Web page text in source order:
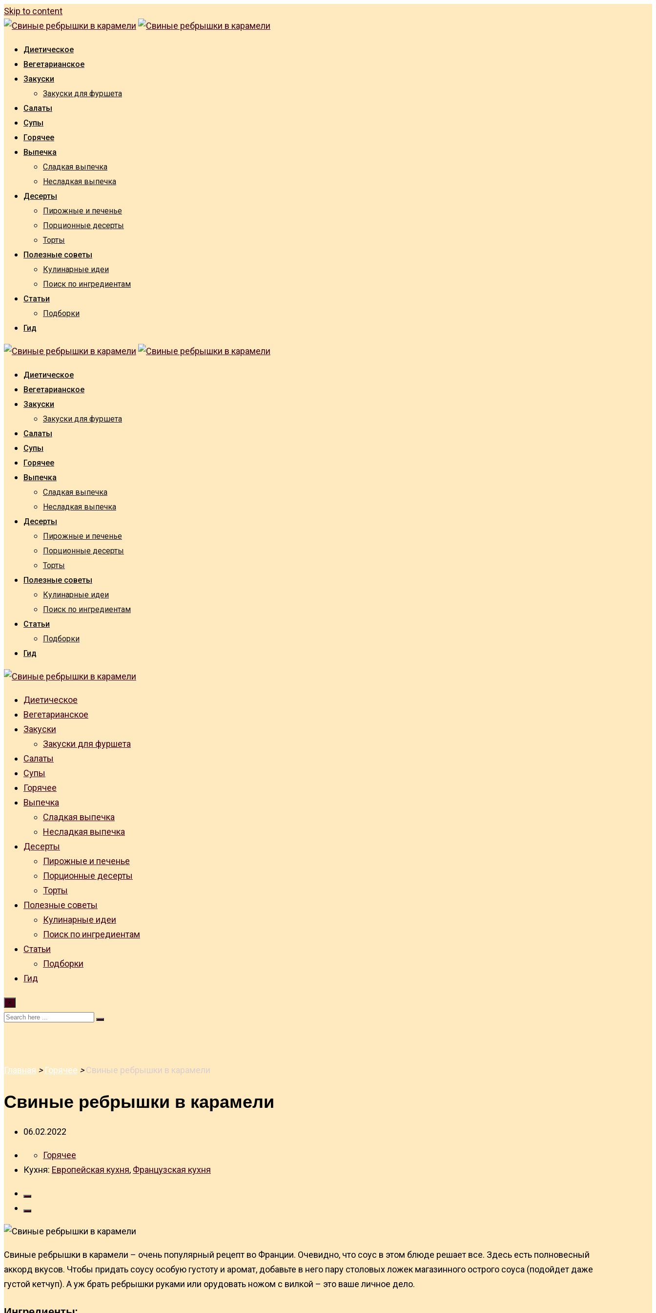
Skip to content
Диетическое
Вегетарианское
Закуски
Закуски для фуршета
Салаты
Супы
Горячее
Выпечка
Сладкая выпечка
Несладкая выпечка
Десерты
Пирожные и печенье
Порционные десерты
Торты
Полезные советы
Кулинарные идеи
Поиск по ингредиентам
Статьи
Подборки
Гид
Диетическое
Вегетарианское
Закуски
Закуски для фуршета
Салаты
Супы
Горячее
Выпечка
Сладкая выпечка
Несладкая выпечка
Десерты
Пирожные и печенье
Порционные десерты
Торты
Полезные советы
Кулинарные идеи
Поиск по ингредиентам
Статьи
Подборки
Гид
Диетическое
Вегетарианское
Закуски
Закуски для фуршета
Салаты
Супы
Горячее
Выпечка
Сладкая выпечка
Несладкая выпечка
Десерты
Пирожные и печенье
Порционные десерты
Торты
Полезные советы
Кулинарные идеи
Поиск по ингредиентам
Статьи
Подборки
Гид
×
Главная >Горячее >Свиные ребрышки в карамели
Свиные ребрышки в карамели
06.02.2022
Горячее
Кухня: Европейская кухня, Французская кухня
Свиные ребрышки в карамели – очень популярный рецепт во Франции. Очевидно, что соус в этом блюде решает все. Здесь есть полновесный
аккорд вкусов. Чтобы придать соусу особую густоту и аромат, добавьте в него пару столовых ложек магазинного острого соуса (подойдет даже
густой кетчуп). А уж брать ребрышки руками или орудовать ножом с вилкой – это ваше личное дело.